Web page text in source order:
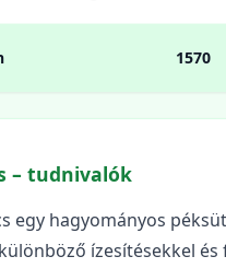
1570
– tudnivalók
egy hagyományos
ízesítésekkel